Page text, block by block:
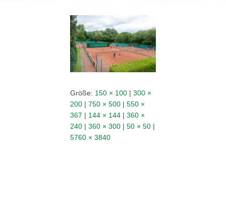
Größe: 150 × 100 | 300 ×
200 | 750 × 500 | 550 ×
367 | 144 × 144 | 360 ×
240 | 360 × 300 | 50 × 50 |
5760 × 3840